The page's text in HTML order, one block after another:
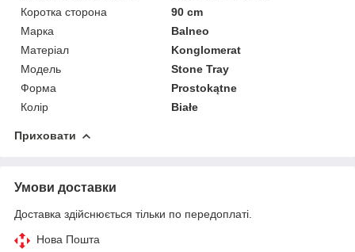
Коротка сторона
90 cm
Марка
Balneo
Матеріал
Konglomerat
Мoдель
Stone Tray
Форма
Prostokątne
Колір
Białe
Приховати
Умови доставки
Доставка здійснюється тільки по передоплаті.
Нова Пошта